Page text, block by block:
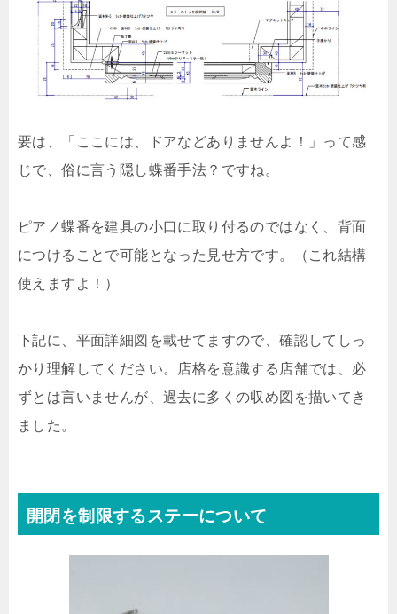
要は、「ここには、ドアなどありませんよ！」って感
じで、俗に言う隠し蝶番手法？ですね。
ピアノ蝶番を建具の小口に取り付るのではなく、背面
につけることで可能となった見せ方です。（これ結構
使えますよ！）
下記に、平面詳細図を載せてますので、確認してしっ
かり理解してください。店格を意識する店舗では、必
ずとは言いませんが、過去に多くの収め図を描いてき
ました。
開閉を制限するステーについて